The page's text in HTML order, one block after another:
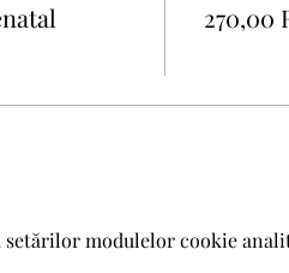
270,00
setărilor modulelor cookie